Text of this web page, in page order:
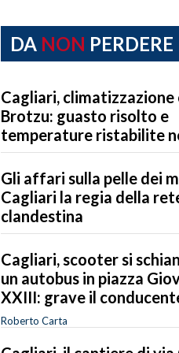
DA NON PERDERE
Cagliari, climatizzazione
Brotzu: guasto risolto e
temperature ristabilite
Gli affari sulla pelle dei
Cagliari la regia della
clandestina
Cagliari, scooter si
un autobus in piazza
XXIII: grave il
Roberto Carta